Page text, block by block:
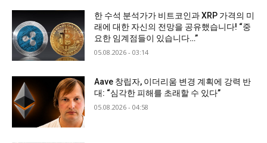
한 수석 분석가가 비트코인과 XRP 가격의 미
래에 대한 자신의 전망을 공유했습니다! “중
요한 임계점들이 있습니다…”
05.08.2026 - 03:14
Aave 창립자, 이더리움 변경 계획에 강력 반
대: “심각한 피해를 초래할 수 있다”
05.08.2026 - 04:58